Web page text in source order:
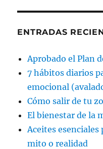
ENTRADAS
Aprobado el Plan
7 hábitos diarios
emocional
Cómo salir de tu
El bienestar de la
Aceites
mito o realidad